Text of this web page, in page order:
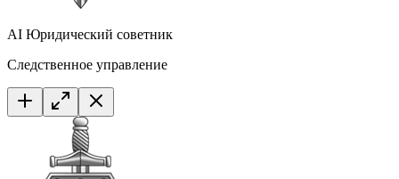
AI Юридический советник
Следственное управление